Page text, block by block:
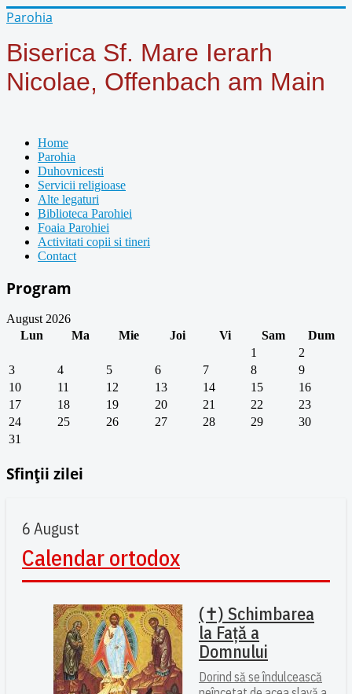
Parohia
Biserica Sf. Mare Ierarh
Nicolae, Offenbach am Main
Home
Parohia
Duhovnicesti
Servicii religioase
Alte legaturi
Biblioteca Parohiei
Foaia Parohiei
Activitati copii si tineri
Contact
Program
Year
Month
Year
Month
August 2026
Lun
Ma Mie Joi Vi Sam
Dum
1
2
3
4 5 6 7 8
9
10
11 12 13 14 15
16
17
18 19 20 21 22
23
24
25 26 27 28 29
30
31
Sfinții zilei
6 August
Calendar ortodox
(✝) Schimbarea
la Față a
Domnului
Dorind să se îndulcească